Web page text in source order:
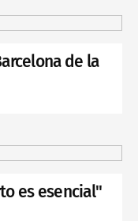
de la
es esencial"